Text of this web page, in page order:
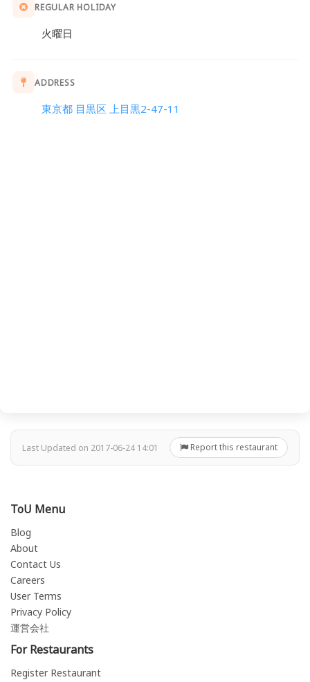
REGULAR HOLIDAY
火曜日
ADDRESS
東京都 目黒区 上目黒2-47-11
Last Updated on 2017-06-24 14:01 Report this restaurant
ToU Menu
Blog
About
Contact Us
Careers
User Terms
Privacy Policy
運営会社
For Restaurants
Register Restaurant